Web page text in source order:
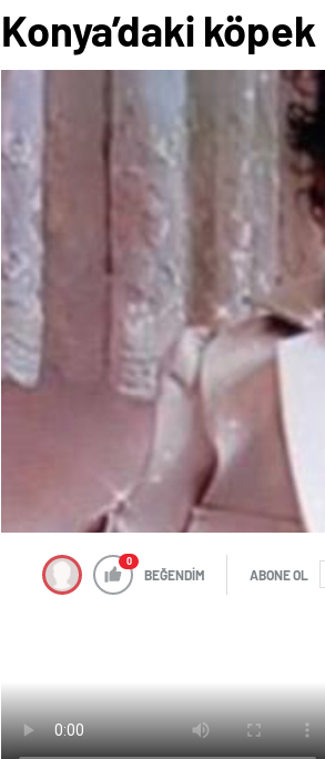
Konya’daki
0
BEĞENDİM ABONE OL